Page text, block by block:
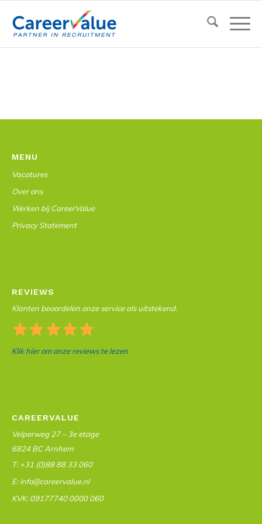
MENU
Vacatures
Over ons
Werken bij CareerValue
Privacy Statement
REVIEWS
Klanten beoordelen onze service als uitstekend.
Klik hier om onze reviews te lezen
CAREERVALUE
Velperweg 27 – 3e etage
6824 BC Arnhem
T: +31 (0)88 88 33 060
E: info@careervalue.nl
KVK: 09177740 0000 060